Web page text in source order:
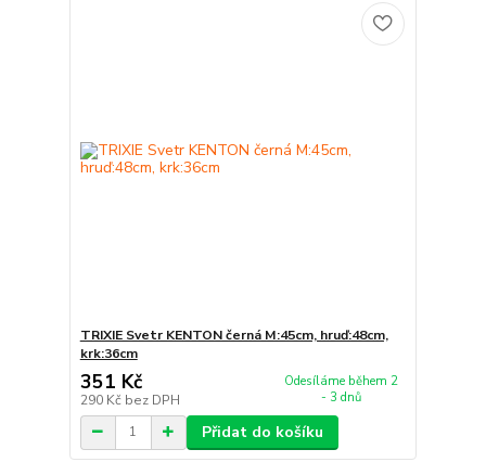
TRIXIE Svetr KENTON černá M:45cm, hruď:48cm,
krk:36cm
351 Kč
290 Kč bez DPH
Odesíláme během 2
- 3 dnů
Přidat do košíku